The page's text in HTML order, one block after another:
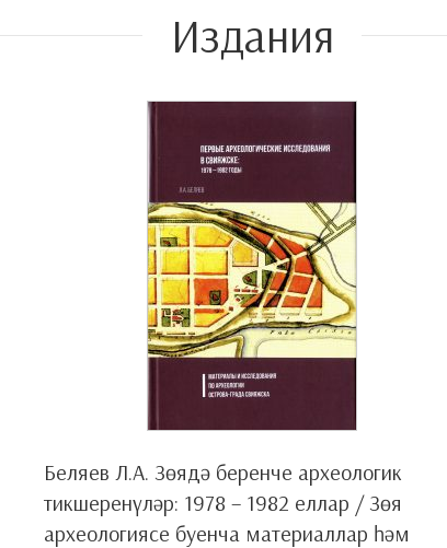
Издания
Беляев Л.А. Зөядә беренче археологик
тикшеренүләр: 1978 – 1982 еллар / Зөя
археологиясе буенча материаллар һәм